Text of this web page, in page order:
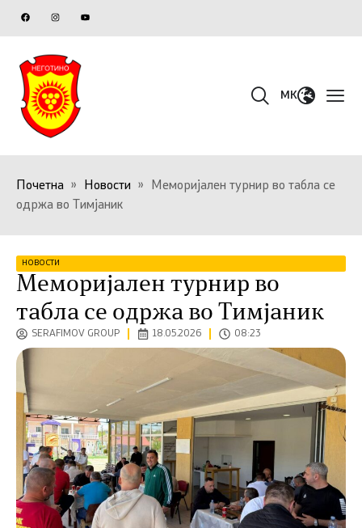
MK
Почетна » Новости »
Меморијален турнир во табла се
одржа во Тимјаник
НОВОСТИ
Меморијален турнир во
табла се одржа во Тимјаник
SERAFIMOV GROUP 18.05.2026 08:23